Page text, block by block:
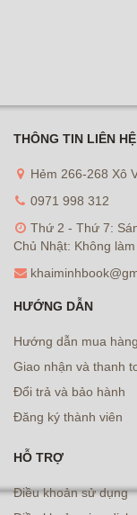
THÔNG TIN LIÊN HỆ
Hẻm 266-268 Xô
0971 998 312
Thứ 2 - Thứ 7:
Chủ Nhật: Không
HƯỚNG DẪN
Hướng dẫn mua hàng
Giao nhận và thanh
Đổi trả và bảo hành
Đăng ký thành viên
HỖ TRỢ
Điều khoản sử dụng